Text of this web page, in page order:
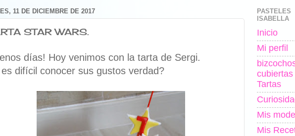
11 DE DICIEMBRE DE 2017
STAR WARS.
días! Hoy venimos con la tarta de Sergi.
difícil conocer sus gustos verdad?
PASTELES
ISABELLA
Inicio
Mi perfil
Tartas
Mis
Mis